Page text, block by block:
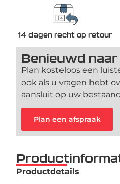
14 dagen recht op retour
Benieuwd
Plan kosteloos een
ook als u vragen hebt
aansluit op uw
Plan een afspraak
Productdetails